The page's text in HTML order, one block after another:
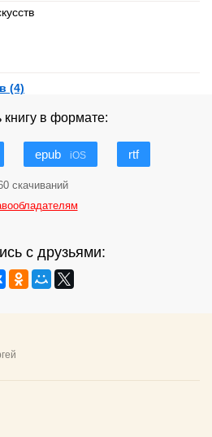
(4)
книгу в формате:
epub iOS rtf
скачиваний
с друзьями: